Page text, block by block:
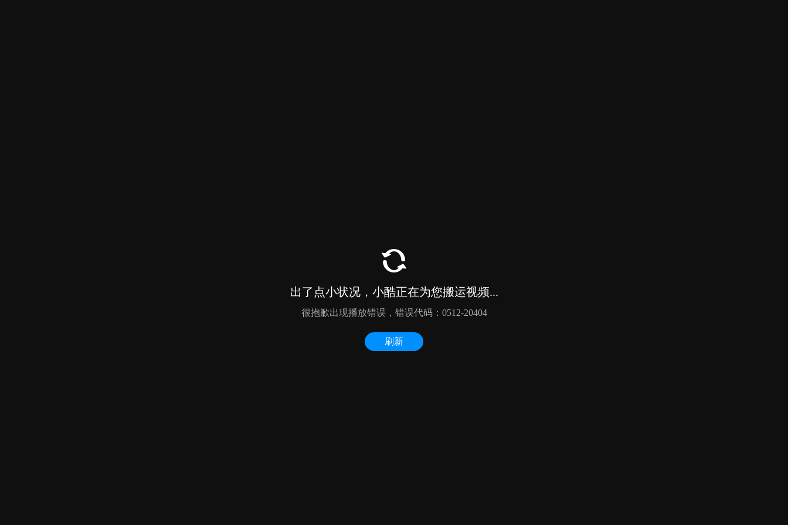
出了点小状况，小酷正在为您搬运视频...
很抱歉出现播放错误，错误代码：0512-20404
刷新